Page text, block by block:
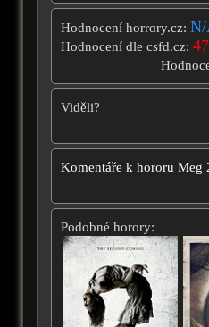
Hodnocení horrory.cz:
Hodnocení dle csfd.cz:
Viděli?
Komentáře k hororu Meg
Podobné horory: